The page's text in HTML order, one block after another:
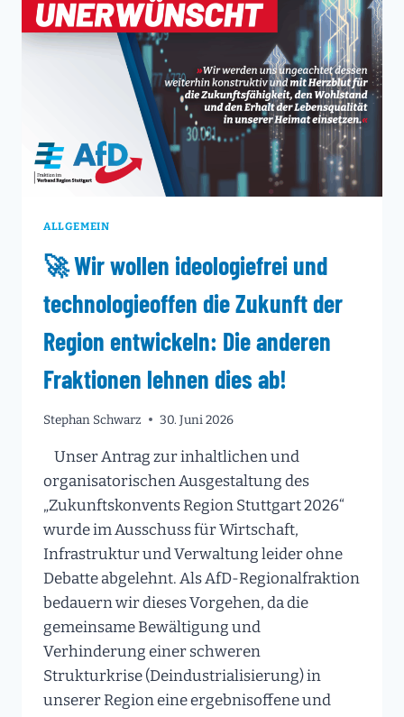
TAL
BIN
ICH
GERNE
GEFOLGT
ALLGEMEIN
🚀 Wir wollen ideologiefrei und
technologieoffen die Zukunft der
Region entwickeln: Die anderen
Fraktionen lehnen dies ab!
Stephan Schwarz 30. Juni 2026
Unser Antrag zur inhaltlichen und
organisatorischen Ausgestaltung des
„Zukunftskonvents Region Stuttgart 2026“
wurde im Ausschuss für Wirtschaft,
Infrastruktur und Verwaltung leider ohne
Debatte abgelehnt. Als AfD-Regionalfraktion
bedauern wir dieses Vorgehen, da die
gemeinsame Bewältigung und
Verhinderung einer schweren
Strukturkrise (Deindustrialisierung) in
unserer Region eine ergebnisoffene und